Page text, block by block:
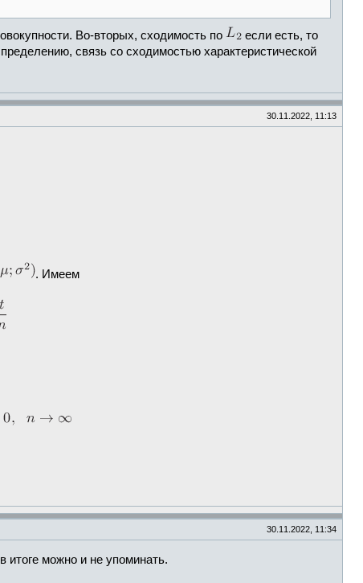
Во-вторых, сходимость по
если есть, то
связь со сходимостью характеристической
30.11.2022, 11:13
. Имеем
30.11.2022, 11:34
итоге можно и не упоминать.